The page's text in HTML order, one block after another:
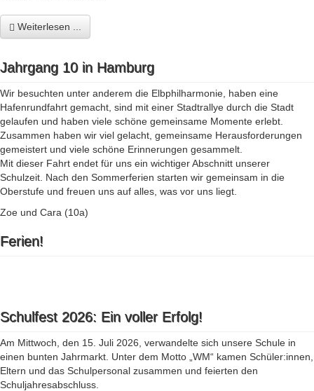
Weiterlesen ...
Jahrgang 10 in Hamburg
Wir besuchten unter anderem die Elbphilharmonie, haben eine
Hafenrundfahrt gemacht, sind mit einer Stadtrallye durch die Stadt
gelaufen und haben viele schöne gemeinsame Momente erlebt.
Zusammen haben wir viel gelacht, gemeinsame Herausforderungen
gemeistert und viele schöne Erinnerungen gesammelt.
Mit dieser Fahrt endet für uns ein wichtiger Abschnitt unserer
Schulzeit. Nach den Sommerferien starten wir gemeinsam in die
Oberstufe und freuen uns auf alles, was vor uns liegt.
Zoe und Cara (10a)
Ferien!
Schulfest 2026: Ein voller Erfolg!
Am Mittwoch, den 15. Juli 2026, verwandelte sich unsere Schule in
einen bunten Jahrmarkt. Unter dem Motto „WM“ kamen Schüler:innen,
Eltern und das Schulpersonal zusammen und feierten den
Schuljahresabschluss.